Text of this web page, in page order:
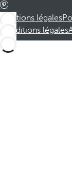
Mentions légales
Conditions légales